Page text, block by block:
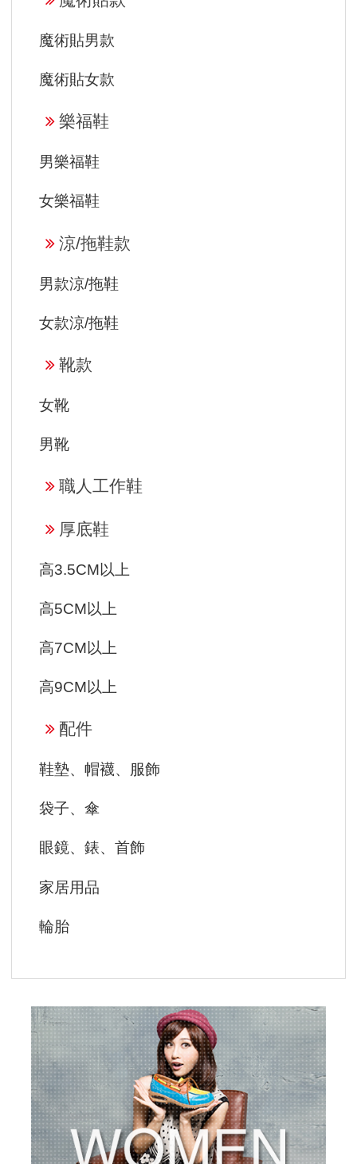
魔術貼男款
魔術貼女款
樂福鞋
男樂福鞋
女樂福鞋
涼/拖鞋款
男款涼/拖鞋
女款涼/拖鞋
靴款
女靴
男靴
職人工作鞋
厚底鞋
高3.5CM以上
高5CM以上
高7CM以上
高9CM以上
配件
鞋墊、帽襪、服飾
袋子、傘
眼鏡、錶、首飾
家居用品
輪胎